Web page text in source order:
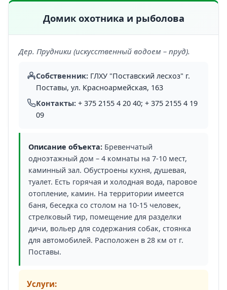
Домик охотника и рыболова
Дер. Прудники (искусственный водоем – пруд).
Собственник: ГЛХУ "Поставский лесхоз" г.
Поставы, ул. Красноармейская, 163
Контакты: + 375 2155 4 20 40; + 375 2155 4 19
09
Описание объекта: Бревенчатый
одноэтажный дом – 4 комнаты на 7-10 мест,
каминный зал. Обустроены кухня, душевая,
туалет. Есть горячая и холодная вода, паровое
отопление, камин. На территории имеется
баня, беседка со столом на 10-15 человек,
стрелковый тир, помещение для разделки
дичи, вольер для содержания собак, стоянка
для автомобилей. Расположен в 28 км от г.
Поставы.
Услуги: